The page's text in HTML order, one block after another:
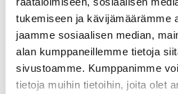
tukemiseen ja kävijämäärämme
jaamme sosiaalisen median,
alan kumppaneillemme tietoja
sivustoamme. Kumppanimme
tietoja muihin tietoihin, joita olet
00:00